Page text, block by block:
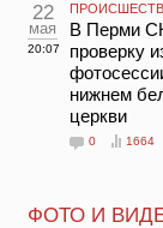
22
мая
20:07
В Перми
проверку
нижнем
церкви
0 1664
ФОТО И